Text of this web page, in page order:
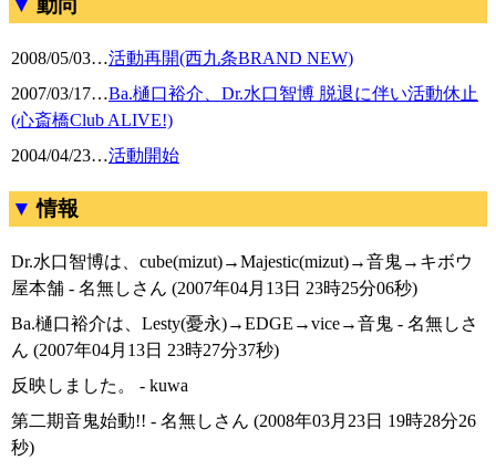
2008/05/03…活動再開(西九条BRAND NEW)
2007/03/17…Ba.樋口裕介、Dr.水口智博 脱退に伴い活動休止
(心斎橋Club ALIVE!)
2004/04/23…活動開始
情報
Dr.水口智博は、cube(mizut)→Majestic(mizut)→音鬼→キボウ
屋本舗 - 名無しさん (2007年04月13日 23時25分06秒)
Ba.樋口裕介は、Lesty(憂永)→EDGE→vice→音鬼 - 名無しさ
ん (2007年04月13日 23時27分37秒)
反映しました。 - kuwa
第二期音鬼始動!! - 名無しさん (2008年03月23日 19時28分26
秒)